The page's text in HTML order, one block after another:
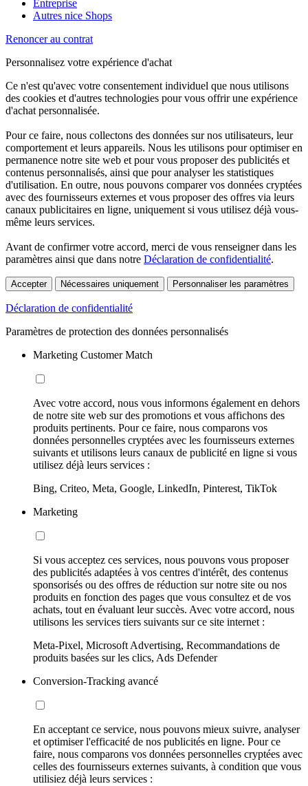
Entreprise
Autres nice Shops
Renoncer au contrat
Personnalisez votre expérience d'achat
Ce n'est qu'avec votre consentement individuel que nous utilisons
des cookies et d'autres technologies pour vous offrir une expérience
d'achat personnalisée.
Pour ce faire, nous collectons des données sur nos utilisateurs, leur
comportement et leurs appareils. Nous les utilisons pour optimiser en
permanence notre site web et pour vous proposer des publicités et
contenus personnalisés, ainsi que pour analyser les statistiques
d'utilisation. En outre, nous pouvons comparer vos données cryptées
avec des fournisseurs externes et vous proposer des offres via leurs
canaux publicitaires en ligne, uniquement si vous utilisez déjà vous-
même leurs services.
Avant de confirmer votre accord, merci de vous renseigner dans les
paramètres ainsi que dans notre Déclaration de confidentialité.
Accepter Nécessaires uniquement Personnaliser les paramètres
Déclaration de confidentialité
Paramètres de protection des données personnalisés
Marketing Customer Match
Avec votre accord, nous vous informons également en dehors
de notre site web sur des promotions et vous affichons des
produits pertinents. Pour ce faire, nous comparons vos
données personnelles cryptées avec les fournisseurs externes
suivants et utilisons leurs canaux de publicité en ligne si vous
utilisez déjà leurs services :
Bing, Criteo, Meta, Google, LinkedIn, Pinterest, TikTok
Marketing
Si vous acceptez ces services, nous pouvons vous proposer
des publicités adaptées à vos centres d'intérêt, des contenus
sponsorisés ou des offres de réduction sur notre site ou nos
produits en fonction des pages que vous consultez et de vos
achats, tout en évaluant leur succès. Avec votre accord, nous
utilisons les services tiers suivants sur ce site internet :
Meta-Pixel, Microsoft Advertising, Recommandations de
produits basées sur les clics, Ads Defender
Conversion-Tracking avancé
En acceptant ce service, nous pouvons mieux suivre, analyser
et optimiser l'efficacité de nos publicités en ligne. Pour ce
faire, nous comparons vos données personnelles cryptées avec
celles des fournisseurs externes suivants, à condition que vous
utilisiez déjà leurs services :